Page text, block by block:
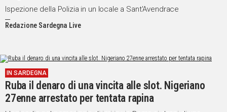
Ispezione della Polizia in un locale a Sant'Avendrace
Redazione Sardegna Live
IN SARDEGNA
Ruba il denaro di una vincita alle slot. Nigeriano
27enne arrestato per tentata rapina